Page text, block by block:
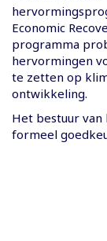
Economic
programma
hervormingen
te zetten op
ontwikkeling.
Het bestuur
formeel